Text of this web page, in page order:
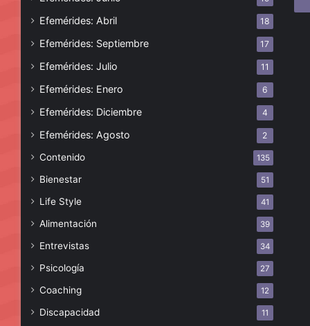
Efemérides: Abril 18
Efemérides: Septiembre 17
Efemérides: Julio 11
Efemérides: Enero 6
Efemérides: Diciembre 4
Efemérides: Agosto 2
Contenido 135
Bienestar 51
Life Style 41
Alimentación 39
Entrevistas 34
Psicología 27
Coaching 12
Discapacidad 11